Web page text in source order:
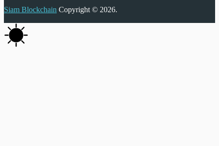
Siam Blockchain Copyright © 2026.